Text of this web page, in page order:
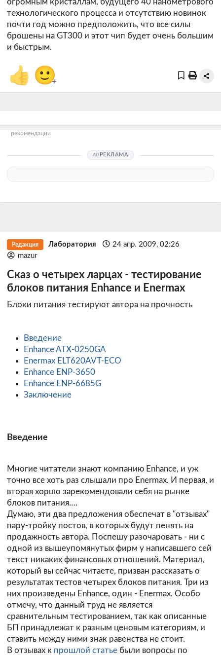
огромным кристаллам, будущего 40 нанометрового
технологического процесса и отсутствию новинок
почти год можно предположить, что все силы
брошены на GT300 и этот чип будет очень большим
и быстрым.
👍 🙂+
рекомендации
РЕКЛАМА
Редакция Лаборатория
24 апр. 2009, 02:26
mazur
Сказ о четырех ларцах - тестирование
блоков питания Enhance и Enermax
Блоки питания тестируют автора на прочность
Введение
Enhance ATX-0250GA
Enermax ELT620AVT-ECO
Enhance ENP-3650
Enhance ENP-6685G
Заключение
Введение
Многие читатели знают компанию Enhance, и уж
точно все хоть раз слышали про Enermax. И первая, и
вторая хоршо зарекомендовали себя на рынке
блоков питания….
Думаю, эти два предложения обеспечат в "отзывах"
пару-тройку постов, в которых будут пенять на
продажность автора. Поспешу разочаровать - ни с
одной из вышеупомянутых фирм у написавшего сей
текст никаких финансовых отношений. Материал,
который вы сейчас читаете, призван рассказать о
результатах тестов четырех блоков питания. Три из
них произведены Enhance, один - Enermax. Особо
отмечу, что данный труд не является
сравнительным тестированием, так как описанные
БП принадлежат к разным ценовым категориям, и
ставить между ними знак равенства не стоит.
В отзывах к прошлой статье были вопросы по